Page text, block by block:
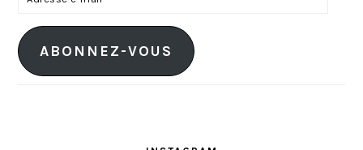
r
e
ABONNEZ-VOUS